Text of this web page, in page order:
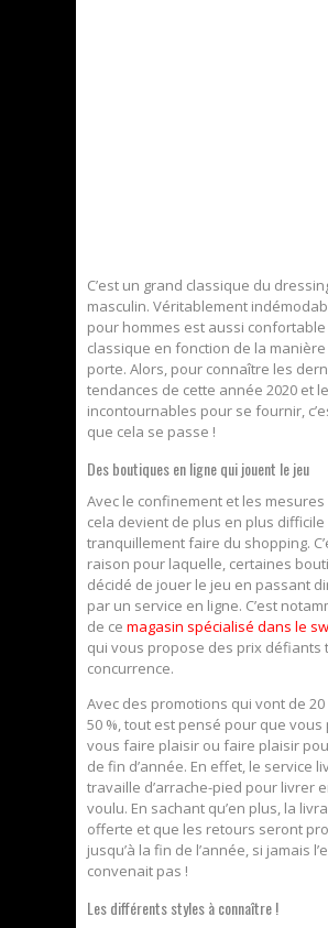
C’est un grand classique du
masculin. Véritablement
pour hommes est aussi
classique en fonction de la
porte. Alors, pour connaître les
tendances de cette année 2020 et
incontournables pour se fournir,
que cela se passe !
Des boutiques en ligne qui jouent le jeu
Avec le confinement et les
cela devient de plus en plus
tranquillement faire du shopping.
raison pour laquelle, certaines
décidé de jouer le jeu en passant
par un service en ligne. C’est
de ce magasin spécialisé dans le
qui vous propose des prix défiants
concurrence.
Avec des promotions qui vont de 20
50 %, tout est pensé pour que vous
vous faire plaisir ou faire plaisir
de fin d’année. En effet, le service
travaille d’arrache-pied pour livrer
voulu. En sachant qu’en plus, la
offerte et que les retours seront
jusqu’à la fin de l’année, si jamais
convenait pas !
Les différents styles à connaître !